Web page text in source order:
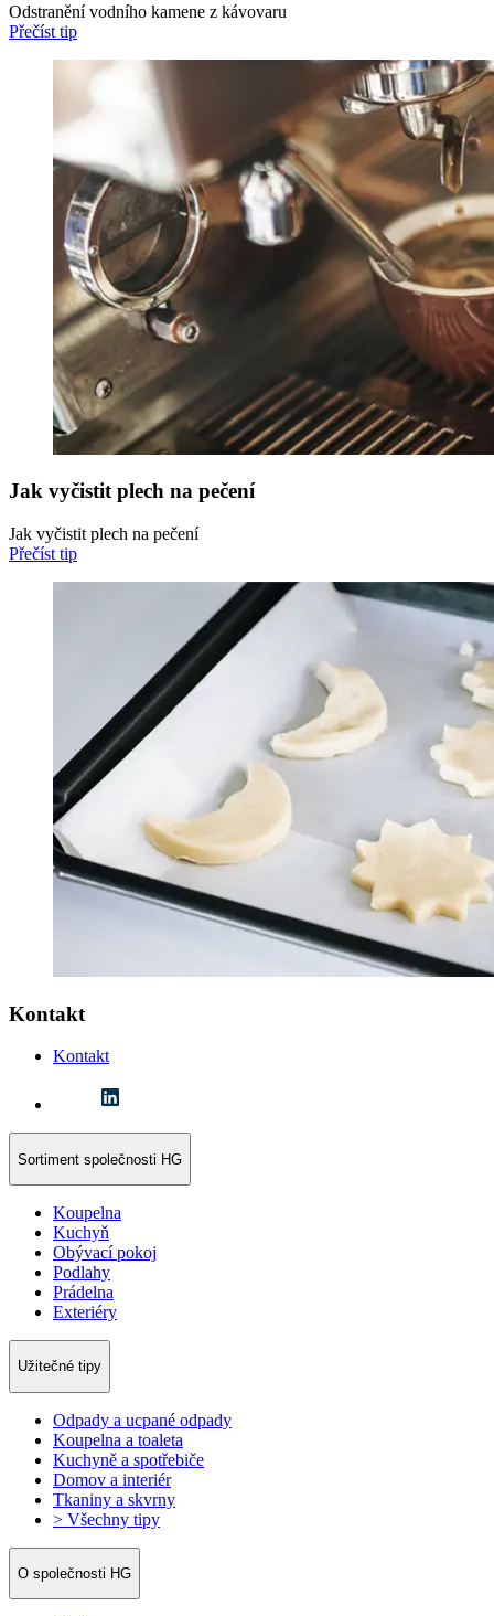
Odstranění vodního kamene z kávovaru
Přečíst tip
Jak vyčistit plech na pečení
Jak vyčistit plech na pečení
Přečíst tip
Kontakt
Kontakt
Sortiment společnosti HG
Koupelna
Kuchyň
Obývací pokoj
Podlahy
Prádelna
Exteriéry
Užitečné tipy
Odpady a ucpané odpady
Koupelna a toaleta
Kuchyně a spotřebiče
Domov a interiér
Tkaniny a skvrny
> Všechny tipy
O společnosti HG